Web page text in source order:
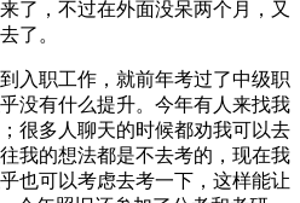
了，不过在外面没呆两个月，又
了。
入职工作，就前年考过了中级职
没有什么提升。今年有人来找我
很多人聊天的时候都劝我可以去
我的想法都是不去考的，现在我
也可以考虑去考一下，这样能让